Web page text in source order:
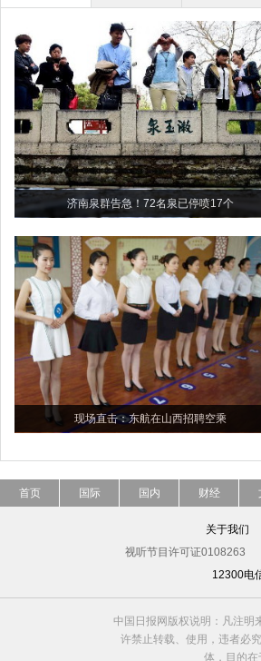
济南泉群告急！72名泉已停喷17个
现场直击：东航在山西招聘空乘
首页 国际 国内 财经
关于我们
视听节目许可证0108263
12300电
中国日报网版权说明：凡注明
许禁止转载、使用，违者必
体，目的